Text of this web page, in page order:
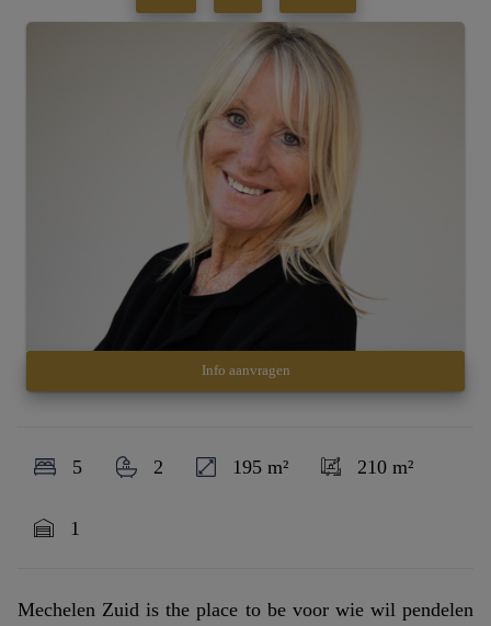
Info aanvragen
5 2 195 m² 210 m²
1
Mechelen Zuid is the place to be voor wie wil pendelen